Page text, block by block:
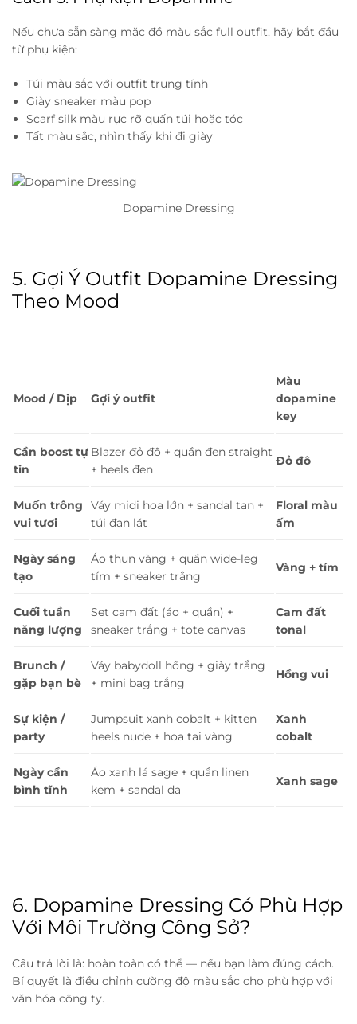
Nếu chưa sẵn sàng mặc đồ màu sắc full outfit, hãy bắt đầu
từ phụ kiện:
Túi màu sắc với outfit trung tính
Giày sneaker màu pop
Scarf silk màu rực rỡ quấn túi hoặc tóc
Tất màu sắc, nhìn thấy khi đi giày
Dopamine Dressing
5. Gợi Ý Outfit Dopamine Dressing
Theo Mood
Mood / Dịp Gợi ý outfit
Màu
dopamine
key
Cần boost tự
tin
Blazer đỏ đô + quần đen straight
+ heels đen
Đỏ đô
Muốn trông
vui tươi
Váy midi hoa lớn + sandal tan +
túi đan lát
Floral màu
ấm
Ngày sáng
tạo
Áo thun vàng + quần wide-leg
tím + sneaker trắng
Vàng + tím
Cuối tuần
năng lượng
Set cam đất (áo + quần) +
sneaker trắng + tote canvas
Cam đất
tonal
Brunch /
gặp bạn bè
Váy babydoll hồng + giày trắng
+ mini bag trắng
Hồng vui
Sự kiện /
party
Jumpsuit xanh cobalt + kitten
heels nude + hoa tai vàng
Xanh
cobalt
Ngày cần
bình tĩnh
Áo xanh lá sage + quần linen
kem + sandal da
Xanh sage
6. Dopamine Dressing Có Phù Hợp
Với Môi Trường Công Sở?
Câu trả lời là: hoàn toàn có thể — nếu bạn làm đúng cách.
Bí quyết là điều chỉnh cường độ màu sắc cho phù hợp với
văn hóa công ty.